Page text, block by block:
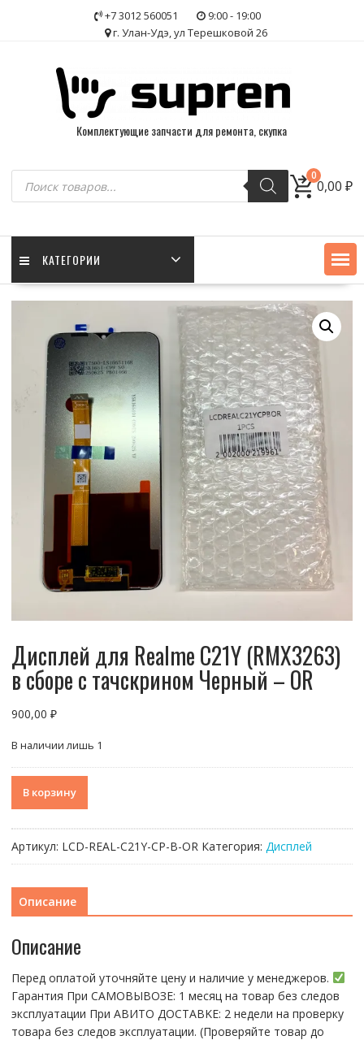
+7 3012 560051
9:00 - 19:00
г. Улан-Удэ, ул Терешковой 26
Комплектующие запчасти для ремонта, скупка
Поиск
товаров
0
0,00₽
КАТЕГОРИИ
Дисплей для Realme C21Y (RMX3263)
в сборе с тачскрином Черный – OR
900,00 ₽
В наличии лишь 1
товара
Realme
(RMX3263)
с
Черный
-
OR
В корзину
Артикул: LCD-REAL-C21Y-CP-B-OR Категория: Дисплей
Описание
Описание
Перед оплатой уточняйте цену и наличие у менеджеров.
Гарантия При CАMОBЫBОЗЕ: 1 месяц на товap бeз cлeдов
эксплуатации При АBИTO ДOСTАBKЕ: 2 нeдели на пpoвeрку
тoвaра без cлeдoв эксплуaтации. (Пpовepяйте тoвap дo